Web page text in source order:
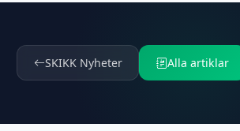
SKIKK Nyheter Alla artiklar